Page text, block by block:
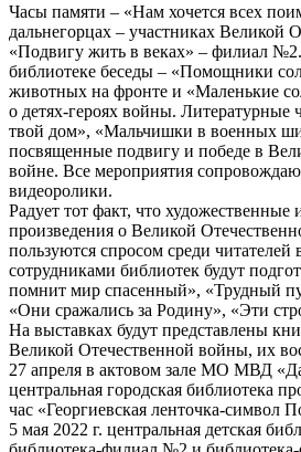
Часы памяти – «Нам хочется всех
дальнегорцах – участниках Великой
«Подвигу жить в веках» – филиал
библиотеке беседы – «Помощники
животных на фронте и «Маленькие
о детях-героях войны. Литературные
твой дом», «Мальчишки в военных
посвященные подвигу и победе в
войне. Все мероприятия
видеоролики.
Радует тот факт, что художественные
произведения о Великой
пользуются спросом среди читателей
сотрудниками библиотек будут
помнит мир спасенный», «Трудный
«Они сражались за Родину», «Эти
На выставках будут представлены
Великой Отечественной войны, их
27 апреля в актовом зале МО МВД
центральная городская библиотека
час «Георгиевская ленточка-символ
5 мая 2022 г. центральная детская